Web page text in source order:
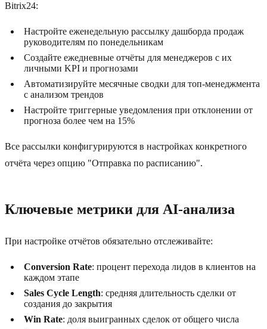
Bitrix24:
Настройте еженедельную рассылку дашборда продаж
руководителям по понедельникам
Создайте ежедневные отчёты для менеджеров с их
личными KPI и прогнозами
Автоматизируйте месячные сводки для топ-менеджмента
с анализом трендов
Настройте триггерные уведомления при отклонении от
прогноза более чем на 15%
Все рассылки конфигурируются в настройках конкретного
отчёта через опцию "Отправка по расписанию".
Ключевые метрики для AI-анализа
При настройке отчётов обязательно отслеживайте:
Conversion Rate: процент перехода лидов в клиентов на
каждом этапе
Sales Cycle Length: средняя длительность сделки от
создания до закрытия
Win Rate: доля выигранных сделок от общего числа